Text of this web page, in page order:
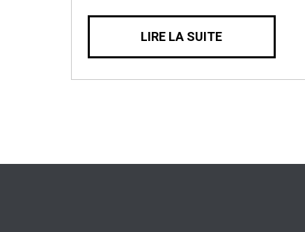
LIRE LA SUITE